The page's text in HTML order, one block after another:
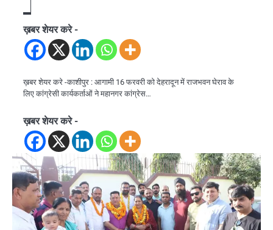
ख़बर शेयर करे -
ख़बर शेयर करे -काशीपुर : आगामी 16 फरवरी को देहरादून में राजभवन घेराव के
लिए कांग्रेसी कार्यकर्ताओं ने महानगर कांग्रेस…
ख़बर शेयर करे -